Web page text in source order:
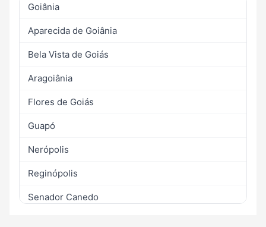
Goiânia
Aparecida de Goiânia
Bela Vista de Goiás
Aragoiânia
Flores de Goiás
Guapó
Nerópolis
Reginópolis
Senador Canedo